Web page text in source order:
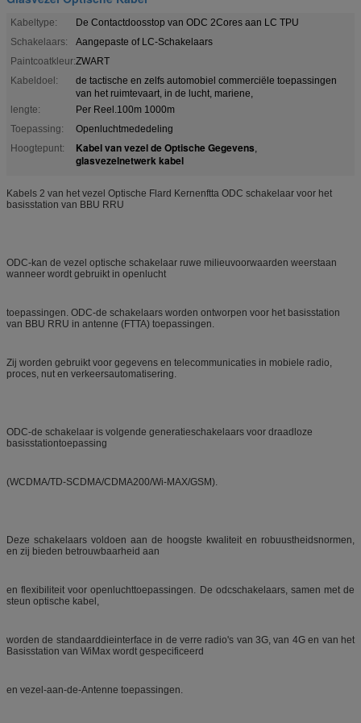
Kabeltype:
De Contactdoosstop van ODC 2Cores aan LC TPU
Schakelaars:
Aangepaste of LC-Schakelaars
Paintcoatkleur:ZWART
Kabeldoel:
de tactische en zelfs automobiel commerciële toepassingen
van het ruimtevaart, in de lucht, mariene,
lengte:
Per Reel.100m 1000m
Toepassing:
Openluchtmededeling
Hoogtepunt:
Kabel van vezel de Optische Gegevens,
glasvezelnetwerk kabel
Kabels 2 van het vezel Optische Flard Kernenftta ODC schakelaar voor het
basisstation van BBU RRU
ODC-kan de vezel optische schakelaar ruwe milieuvoorwaarden weerstaan
wanneer wordt gebruikt in openlucht
toepassingen. ODC-de schakelaars worden ontworpen voor het basisstation
van BBU RRU in antenne (FTTA) toepassingen.
Zij worden gebruikt voor gegevens en telecommunicaties in mobiele radio,
proces, nut en verkeersautomatisering.
ODC-de schakelaar is volgende generatieschakelaars voor draadloze
basisstationtoepassing
(WCDMA/TD-SCDMA/CDMA200/Wi-MAX/GSM).
Deze schakelaars voldoen aan de hoogste kwaliteit en robuustheidsnormen,
en zij bieden betrouwbaarheid aan
en flexibiliteit voor openluchttoepassingen. De odcschakelaars, samen met de
steun optische kabel,
worden de standaarddieinterface in de verre radio's van 3G, van 4G en van het
Basisstation van WiMax wordt gespecificeerd
en vezel-aan-de-Antenne toepassingen.